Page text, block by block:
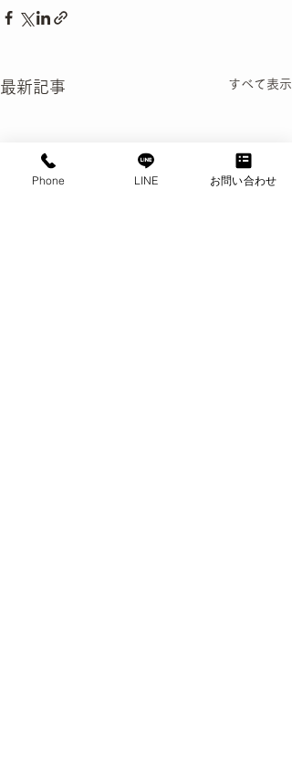
最新記事 すべて表示
Phone LINE お問い合わせ